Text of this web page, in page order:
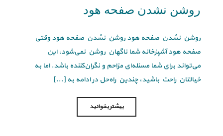
روشن نشدن صفحه هود
روشن نشدن صفحه هود روشن نشدن صفحه هود وقتی
صفحه هود آشپزخانه شما ناگهان روشن نمی‌شود، این
می‌تواند برای شما مسئله‌ای مزاحم و نگران‌کننده باشد. اما به
خیالتان راحت باشید، چندین راه‌حل در ادامه به [...]
بیشتر بخوانید